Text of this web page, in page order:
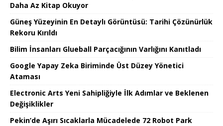
Daha Az Kitap Okuyor
Güneş Yüzeyinin En Detaylı Görüntüsü: Tarihi Çözünürlük
Rekoru Kırıldı
Bilim İnsanları Glueball Parçacığının Varlığını Kanıtladı
Google Yapay Zeka Biriminde Üst Düzey Yönetici
Ataması
Electronic Arts Yeni Sahipliğiyle İlk Adımlar ve Beklenen
Değişiklikler
Pekin’de Aşırı Sıcaklarla Mücadelede 72 Robot Park